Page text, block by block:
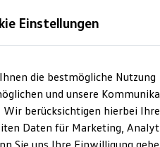
Einstellungen
die bestmögliche Nutzung
und unsere
berücksichtigen hierbei Ihre
Daten für Marketing,
Sie uns Ihre Einwilligung